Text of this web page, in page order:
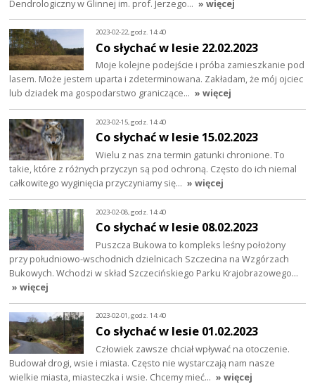
Dendrologiczny w Glinnej im. prof. Jerzego… » więcej
2023-02-22, godz. 14:40
Co słychać w lesie 22.02.2023
Moje kolejne podejście i próba zamieszkanie pod
lasem. Może jestem uparta i zdeterminowana. Zakładam, że mój ojciec
lub dziadek ma gospodarstwo graniczące… » więcej
2023-02-15, godz. 14:40
Co słychać w lesie 15.02.2023
Wielu z nas zna termin gatunki chronione. To
takie, które z różnych przyczyn są pod ochroną. Często do ich niemal
całkowitego wyginięcia przyczyniamy się… » więcej
2023-02-08, godz. 14:40
Co słychać w lesie 08.02.2023
Puszcza Bukowa to kompleks leśny położony
przy południowo-wschodnich dzielnicach Szczecina na Wzgórzach
Bukowych. Wchodzi w skład Szczecińskiego Parku Krajobrazowego…
» więcej
2023-02-01, godz. 14:40
Co słychać w lesie 01.02.2023
Człowiek zawsze chciał wpływać na otoczenie.
Budował drogi, wsie i miasta. Często nie wystarczają nam nasze
wielkie miasta, miasteczka i wsie. Chcemy mieć… » więcej